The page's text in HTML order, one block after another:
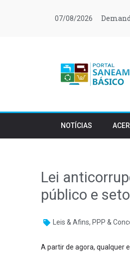
07/08/2026
NOTÍCIAS
Lei
público e
Leis & Afins, PPP &
A partir de agora, qualquer